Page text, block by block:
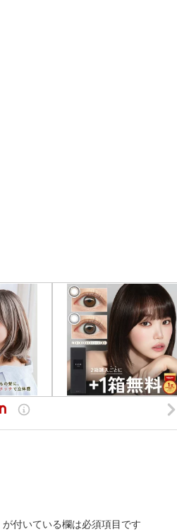
が付いている欄は必須項目です